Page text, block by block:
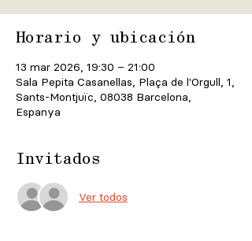
Horario y ubicación
13 mar 2026, 19:30 – 21:00
Sala Pepita Casanellas, Plaça de l'Orgull, 1,
Sants-Montjuïc, 08038 Barcelona,
Espanya
Invitados
Ver todos